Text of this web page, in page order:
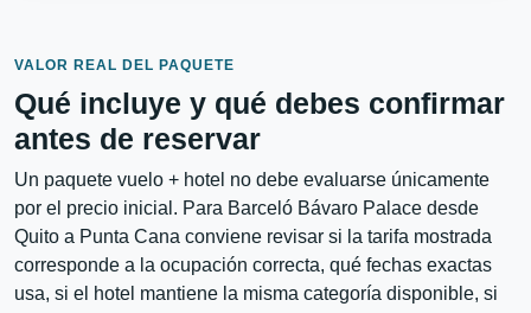
VALOR REAL DEL PAQUETE
Qué incluye y qué debes confirmar
antes de reservar
Un paquete vuelo + hotel no debe evaluarse únicamente
por el precio inicial. Para Barceló Bávaro Palace desde
Quito a Punta Cana conviene revisar si la tarifa mostrada
corresponde a la ocupación correcta, qué fechas exactas
usa, si el hotel mantiene la misma categoría disponible, si